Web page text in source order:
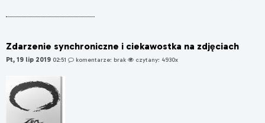
Zdarzenie synchroniczne i ciekawostka na zdjęciach
Pt, 19 lip 2019 02:51 komentarze: brak czytany: 4930x